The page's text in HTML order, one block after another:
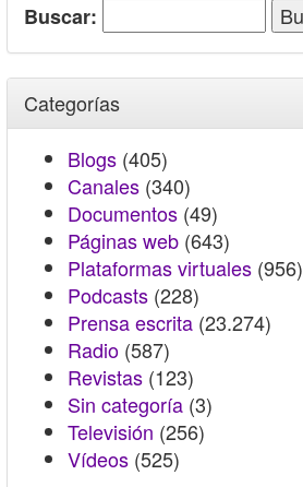
Buscar:
Categorías
Blogs (405)
Canales (340)
Documentos (49)
Páginas web (643)
Plataformas virtuales (956)
Podcasts (228)
Prensa escrita (23.274)
Radio (587)
Revistas (123)
Sin categoría (3)
Televisión (256)
Vídeos (525)